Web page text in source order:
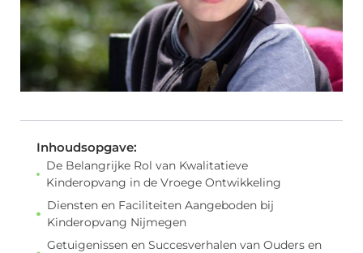
Inhoudsopgave:
De Belangrijke Rol van Kwalitatieve
Kinderopvang in de Vroege Ontwikkeling
Diensten en Faciliteiten Aangeboden bij
Kinderopvang Nijmegen
Getuigenissen en Succesverhalen van Ouders en